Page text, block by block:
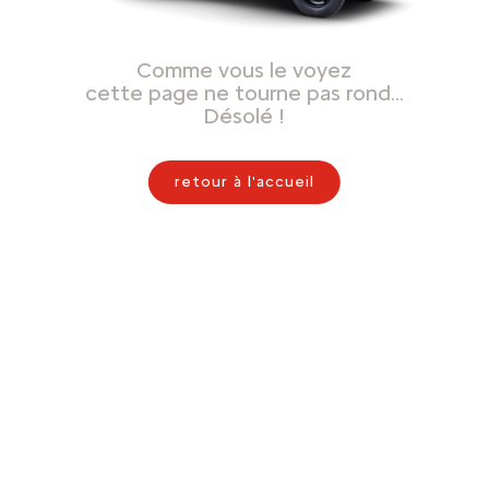
Comme vous le voyez
cette page ne tourne pas rond…
Désolé !
retour à l'accueil